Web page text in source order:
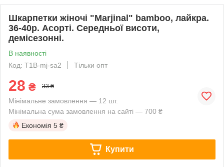
Шкарпетки жіночі "Marjinal" bamboo, лайкра.
36-40р. Асорті. Середньої висоти,
демісезонні.
В наявності
Код: T1B-mj-sa2
Тільки опт
28 ₴ 33 ₴
Мінімальне замовлення — 12 шт.
Мінімальна сума замовлення на сайті — 700 ₴
Економія 5 ₴
Купити